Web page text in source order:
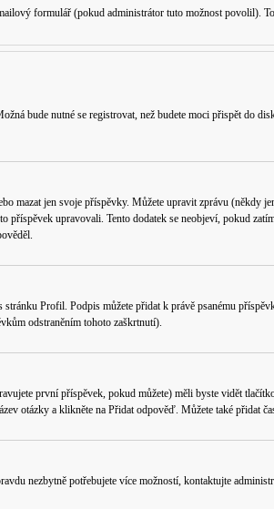
formulář (pokud administrátor tuto možnost povolil).
bude nutné se registrovat, než budete moci přispět do
mazat jen svoje příspěvky. Můžete upravit zprávu (někdy
upravovali. Tento dodatek se neobjeví, pokud
stránku Profil. Podpis můžete přidat k právě psanému
odstraněním tohoto zaškrtnutí).
první příspěvek, pokud můžete) měli byste vidět
otázky a klikněte na Přidat odpověď. Můžete také přidat
nezbytně potřebujete více možností, kontaktujte